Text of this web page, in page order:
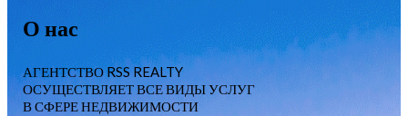
О нас
АГЕНТСТВО RSS REALTY
ОСУЩЕСТВЛЯЕТ ВСЕ ВИДЫ УСЛУГ
В СФЕРЕ НЕДВИЖИМОСТИ